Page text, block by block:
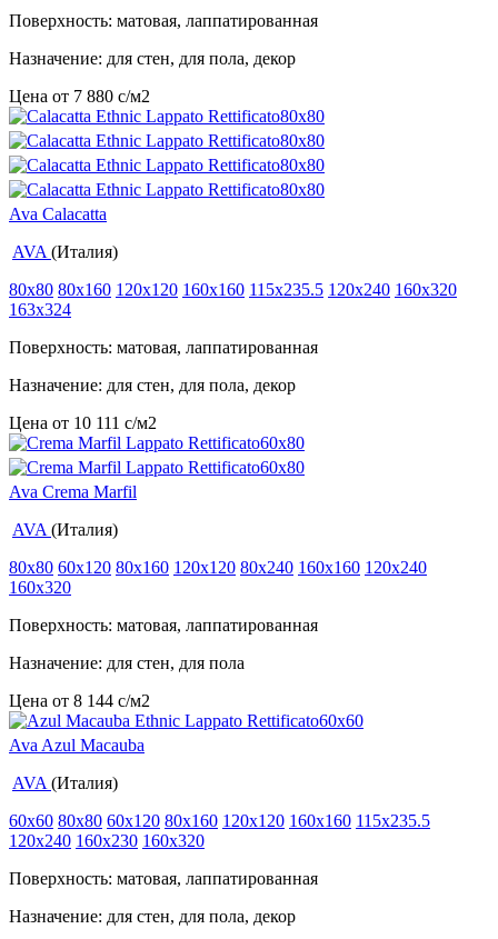
Поверхность: матовая, лаппатированная
Назначение: для стен, для пола, декор
Цена от 7 880 c/м2
Ava Calacatta
AVA (Италия)
80x80 80x160 120x120 160x160 115x235.5 120x240 160x320
163x324
Поверхность: матовая, лаппатированная
Назначение: для стен, для пола, декор
Цена от 10 111 c/м2
Ava Crema Marfil
AVA (Италия)
80x80 60x120 80x160 120x120 80x240 160x160 120x240
160x320
Поверхность: матовая, лаппатированная
Назначение: для стен, для пола
Цена от 8 144 c/м2
Ava Azul Macauba
AVA (Италия)
60x60 80x80 60x120 80x160 120x120 160x160 115x235.5
120x240 160x230 160x320
Поверхность: матовая, лаппатированная
Назначение: для стен, для пола, декор